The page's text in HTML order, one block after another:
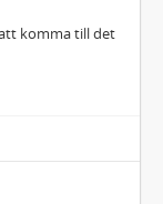
komma till det